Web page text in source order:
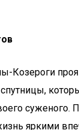
Козероги
суженого.
яркими